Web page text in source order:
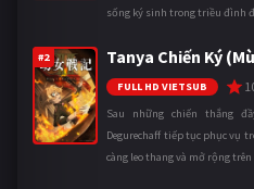
sống ký sinh trong triều đình
#2 Tanya Chiến Ký
FULL HD VIETSUB
Sau những chiến thắng
Degurechaff tiếp tục phục vụ
càng leo thang và mở rộng